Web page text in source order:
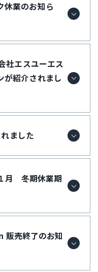
休業のお知ら
社エスユーエス
が紹介されまし
ました
月 冬期休業期
販売終了のお知